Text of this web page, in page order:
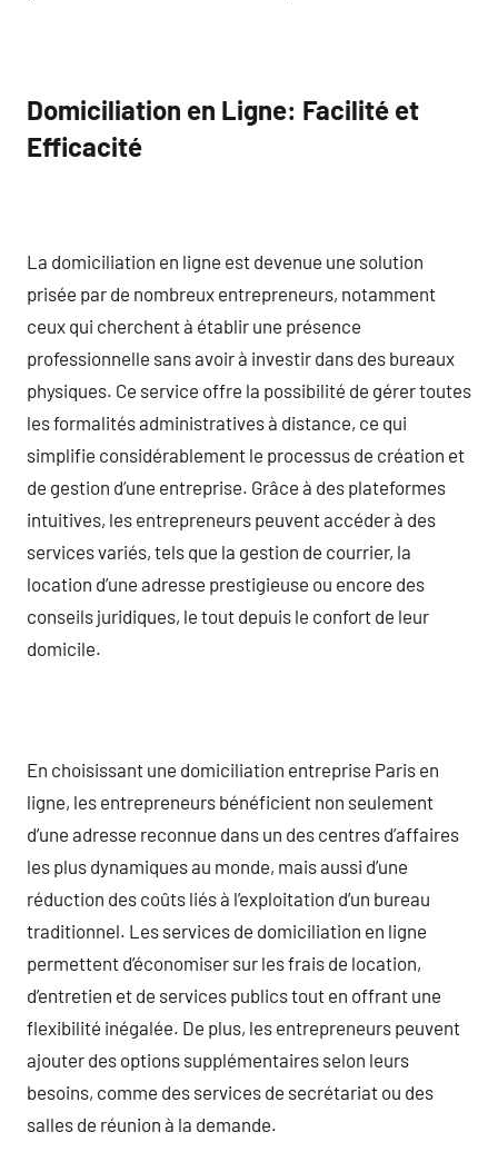
Domiciliation en Ligne: Facilité et
Efficacité
La domiciliation en ligne est devenue une solution
prisée par de nombreux entrepreneurs, notamment
ceux qui cherchent à établir une présence
professionnelle sans avoir à investir dans des bureaux
physiques. Ce service offre la possibilité de gérer toutes
les formalités administratives à distance, ce qui
simplifie considérablement le processus de création et
de gestion d’une entreprise. Grâce à des plateformes
intuitives, les entrepreneurs peuvent accéder à des
services variés, tels que la gestion de courrier, la
location d’une adresse prestigieuse ou encore des
conseils juridiques, le tout depuis le confort de leur
domicile.
En choisissant une domiciliation entreprise Paris en
ligne, les entrepreneurs bénéficient non seulement
d’une adresse reconnue dans un des centres d’affaires
les plus dynamiques au monde, mais aussi d’une
réduction des coûts liés à l’exploitation d’un bureau
traditionnel. Les services de domiciliation en ligne
permettent d’économiser sur les frais de location,
d’entretien et de services publics tout en offrant une
flexibilité inégalée. De plus, les entrepreneurs peuvent
ajouter des options supplémentaires selon leurs
besoins, comme des services de secrétariat ou des
salles de réunion à la demande.